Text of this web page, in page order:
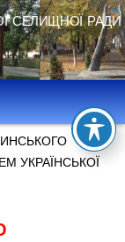
селищної ради
УКРАЇНСЬКОЇ